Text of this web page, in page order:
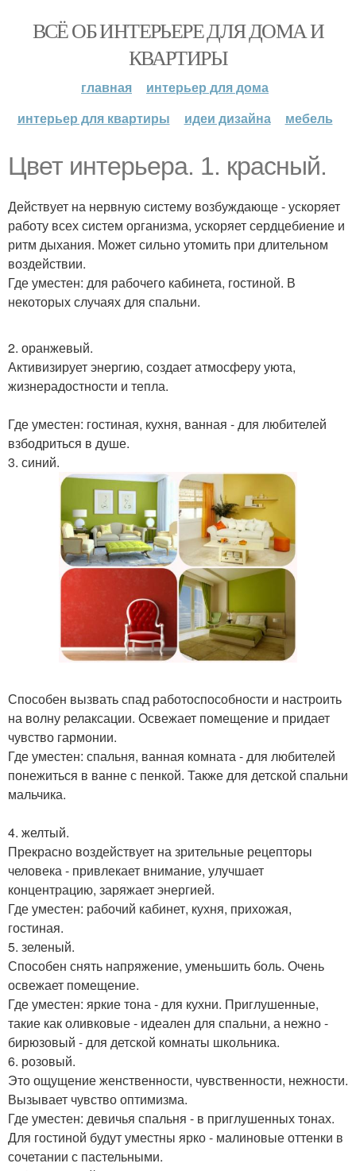
ВСЁ ОБ ИНТЕРЬЕРЕ ДЛЯ ДОМА И
КВАРТИРЫ
главная
интерьер для дома
интерьер для квартиры
идеи дизайна мебель
Цвет интерьера. 1. красный.
Действует на нервную систему возбуждающе - ускоряет
работу всех систем организма, ускоряет сердцебиение и
ритм дыхания. Может сильно утомить при длительном
воздействии.
Где уместен: для рабочего кабинета, гостиной. В
некоторых случаях для спальни.
2. оранжевый.
Активизирует энергию, создает атмосферу уюта,
жизнерадостности и тепла.
Где уместен: гостиная, кухня, ванная - для любителей
взбодриться в душе.
3. синий.
Способен вызвать спад работоспособности и настроить
на волну релаксации. Освежает помещение и придает
чувство гармонии.
Где уместен: спальня, ванная комната - для любителей
понежиться в ванне с пенкой. Также для детской спальни
мальчика.
4. желтый.
Прекрасно воздействует на зрительные рецепторы
человека - привлекает внимание, улучшает
концентрацию, заряжает энергией.
Где уместен: рабочий кабинет, кухня, прихожая,
гостиная.
5. зеленый.
Способен снять напряжение, уменьшить боль. Очень
освежает помещение.
Где уместен: яркие тона - для кухни. Приглушенные,
такие как оливковые - идеален для спальни, а нежно -
бирюзовый - для детской комнаты школьника.
6. розовый.
Это ощущение женственности, чувственности, нежности.
Вызывает чувство оптимизма.
Где уместен: девичья спальня - в приглушенных тонах.
Для гостиной будут уместны ярко - малиновые оттенки в
сочетании с пастельными.